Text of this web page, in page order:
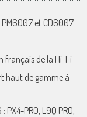
PM6007 et CD6007
français de la Hi-Fi
haut de gamme à
PRO, L9Q PRO,